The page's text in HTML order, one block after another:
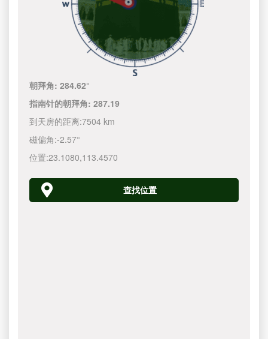
朝拜角:284.62°
指南针的朝拜角:287.19
到天房的距离:7504 km
磁偏角:-2.57°
位置:23.1080,113.4570
查找位置